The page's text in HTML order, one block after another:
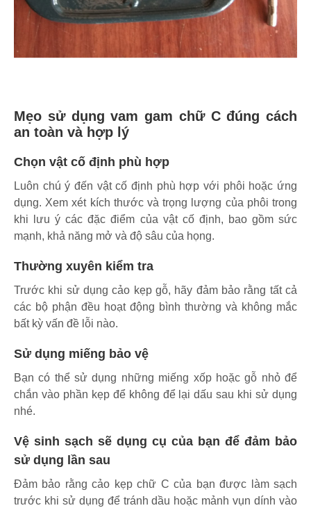
Mẹo sử dụng vam gam chữ C đúng cách
an toàn và hợp lý
Chọn vật cố định phù hợp
Luôn chú ý đến vật cố định phù hợp với phôi hoặc ứng
dụng. Xem xét kích thước và trọng lượng của phôi trong
khi lưu ý các đặc điểm của vật cố định, bao gồm sức
mạnh, khả năng mở và độ sâu của họng.
Thường xuyên kiểm tra
Trước khi sử dụng cảo kẹp gỗ, hãy đảm bảo rằng tất cả
các bộ phận đều hoạt động bình thường và không mắc
bất kỳ vấn đề lỗi nào.
Sử dụng miếng bảo vệ
Bạn có thể sử dụng những miếng xốp hoặc gỗ nhỏ để
chắn vào phần kẹp để không để lại dấu sau khi sử dụng
nhé.
Vệ sinh sạch sẽ dụng cụ của bạn để đảm bảo
sử dụng lần sau
Đảm bảo rằng cảo kẹp chữ C của bạn được làm sạch
trước khi sử dụng để tránh dầu hoặc mảnh vụn dính vào